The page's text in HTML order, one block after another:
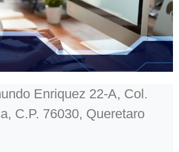
Enriquez 22-A, Col.
C.P. 76030, Queretaro